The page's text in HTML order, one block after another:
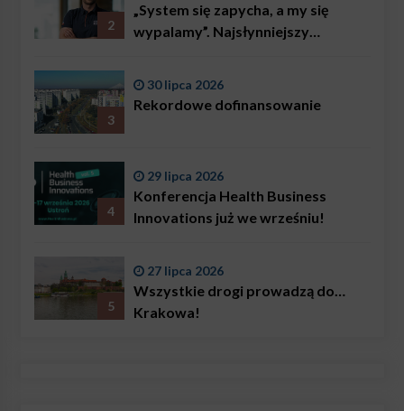
2
„System się zapycha, a my się
wypalamy”. Najsłynniejszy
problemem są nie tylko choroby
3
30 lipca 2026
Rekordowe dofinansowanie
4
29 lipca 2026
Konferencja Health Business
Innovations już we wrześniu!
5
27 lipca 2026
Wszystkie drogi prowadzą do…
Krakowa!